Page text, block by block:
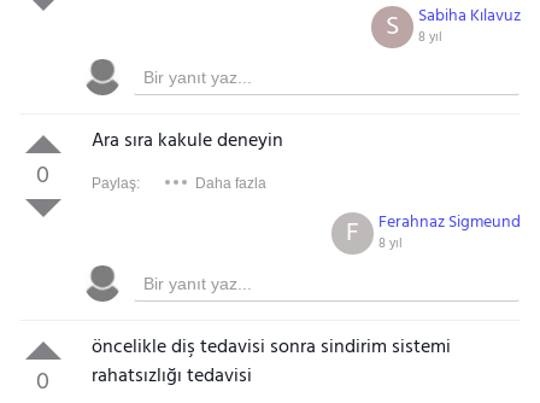
Sabiha Kılavuz
8 yıl
S
0
Ara sıra kakule deneyin
Paylaş: Daha fazla
Ferahnaz Sigmeund
8 yıl
F
0
öncelikle diş tedavisi sonra sindirim sistemi
rahatsızlığı tedavisi